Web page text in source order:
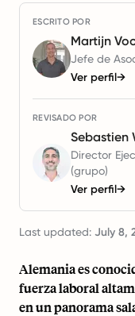
ESCRITO POR
Martijn
Jefe de
Ver perfil→
REVISADO POR
Sebastien
Director
(grupo)
Ver perfil→
Last updated: July 8,
Alemania es
fuerza laboral
en un panorama